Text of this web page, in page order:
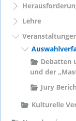
Lehre
Debatten
und der
Jury
Kulturelle